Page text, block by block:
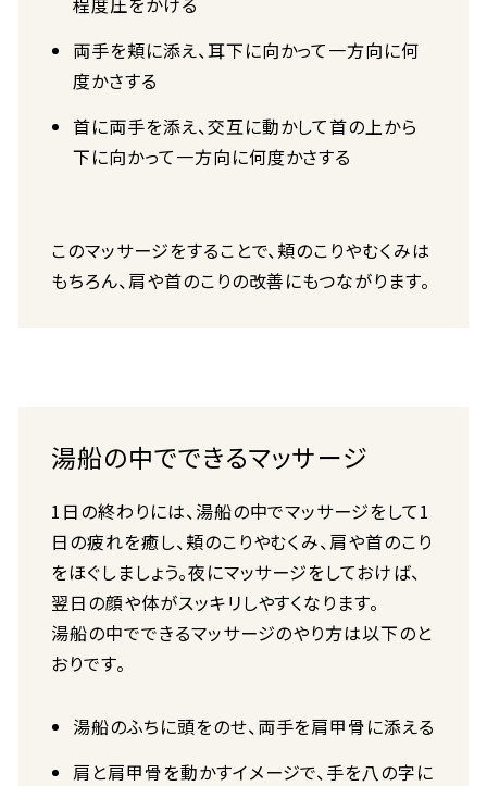
両手を頬に添え、耳下に向かって一方向に何
度かさする
首に両手を添え、交互に動かして首の上から
下に向かって一方向に何度かさする
このマッサージをすることで、頬のこりやむくみは
もちろん、肩や首のこりの改善にもつながります。
湯船の中でできるマッサージ
1日の終わりには、湯船の中でマッサージをして1
日の疲れを癒し、頬のこりやむくみ、肩や首のこり
をほぐしましょう。夜にマッサージをしておけば、
翌日の顔や体がスッキリしやすくなります。
湯船の中でできるマッサージのやり方は以下のと
おりです。
湯船のふちに頭をのせ、両手を肩甲骨に添える
肩と肩甲骨を動かすイメージで、手を八の字に